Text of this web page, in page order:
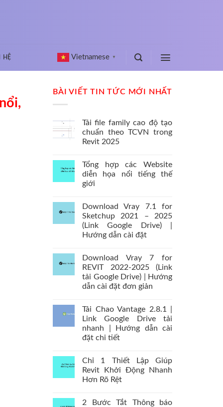
HỆ Vietnamese ▼
BÀI VIẾT TIN TỨC MỚI NHẤT
Tải file family cao độ tạo
chuẩn theo TCVN trong
Revit 2025
Tổng hợp các Website
diễn họa nổi tiếng thế
giới
Download Vray 7.1 for
Sketchup 2021 – 2025
(Link Google Drive) |
Hướng dẫn cài đặt
Download Vray 7 for
REVIT 2022-2025 (Link
tải Google Drive) | Hướng
dẫn cài đặt đơn giản
Tải Chao Vantage 2.8.1 |
Link Google Drive tải
nhanh | Hướng dẫn cài
đặt chi tiết
Chỉ 1 Thiết Lập Giúp
Revit Khởi Động Nhanh
Hơn Rõ Rệt
2 Bước Tắt Thông báo